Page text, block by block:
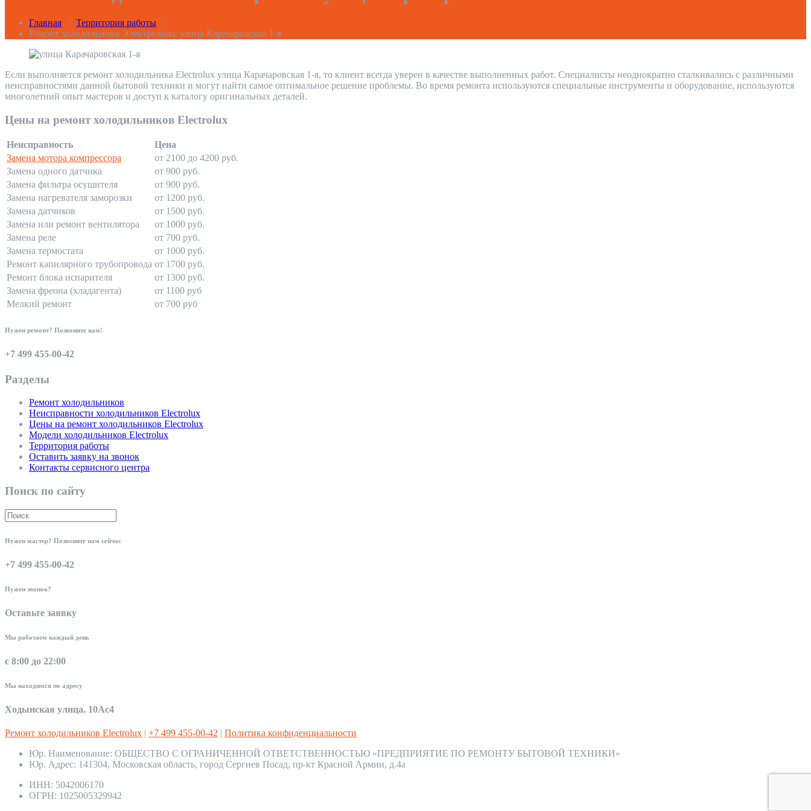
Главная / Территория работы /
Ремонт холодильника Электролюкс улица Карачаровская 1-я
Если выполняется ремонт холодильника Electrolux улица Карачаровская 1-я, то клиент всегда уверен в качестве выполненных работ. Специалисты неоднократно сталкивались с различными
неисправностями данной бытовой техники и могут найти самое оптимальное решение проблемы. Во время ремонта используются специальные инструменты и оборудование, используются
многолетний опыт мастеров и доступ к каталогу оригинальных деталей.
Цены на ремонт холодильников Electrolux
Неисправность
Цена
Замена мотора компрессора
от 2100 до 4200 руб.
Замена одного датчика
от 900 руб.
Замена фильтра осушителя
от 900 руб.
Замена нагревателя заморозки
от 1200 руб.
Замена датчиков
от 1500 руб.
Замена или ремонт вентилятора
от 1000 руб.
Замена реле
от 700 руб.
Замена термостата
от 1000 руб.
Ремонт капилярного трубопровода от 1700 руб.
Ремонт блока испарителя
от 1300 руб.
Замена фреона (хладагента)
от 1100 руб
Мелкий ремонт
от 700 руб
Нужен ремонт? Позвоните нам!
+7 499 455-00-42
Разделы
Ремонт холодильников
Неисправности холодильников Electrolux
Цены на ремонт холодильников Electrolux
Модели холодильников Electrolux
Территория работы
Оставить заявку на звонок
Контакты сервисного центра
Поиск по сайту
Нужен мастер? Позвоните нам сейчас
+7 499 455-00-42
Нужен звонок?
Оставьте заявку
Мы работаем каждый день
с 8:00 до 22:00
Мы находимся по адресу
Ходынская улица, 10Ас4
Ремонт холодильников Electrolux | +7 499 455-00-42 | Политика конфиденциальности
Юр. Наименование: ОБЩЕСТВО С ОГРАНИЧЕННОЙ ОТВЕТСТВЕННОСТЬЮ «ПРЕДПРИЯТИЕ ПО РЕМОНТУ БЫТОВОЙ ТЕХНИКИ»
Юр. Адрес: 141304, Московская область, город Сергиев Посад, пр-кт Красной Армии, д.4а
ИНН: 5042006170
ОГРН: 1025005329942